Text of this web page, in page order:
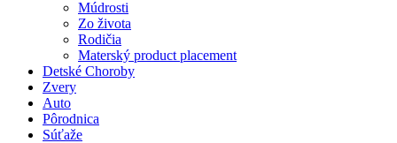
Múdrosti
Zo života
Rodičia
Materský product placement
Detské Choroby
Zvery
Auto
Pôrodnica
Súťaže